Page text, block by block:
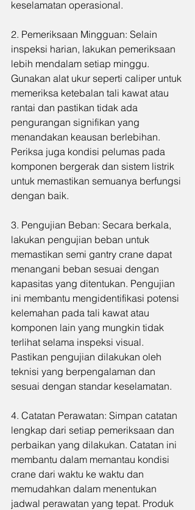
keselamatan operasional.
2. Pemeriksaan Mingguan: Selain
inspeksi harian, lakukan pemeriksaan
lebih mendalam setiap minggu.
Gunakan alat ukur seperti caliper untuk
memeriksa ketebalan tali kawat atau
rantai dan pastikan tidak ada
pengurangan signifikan yang
menandakan keausan berlebihan.
Periksa juga kondisi pelumas pada
komponen bergerak dan sistem listrik
untuk memastikan semuanya berfungsi
dengan baik.
3. Pengujian Beban: Secara berkala,
lakukan pengujian beban untuk
memastikan semi gantry crane dapat
menangani beban sesuai dengan
kapasitas yang ditentukan. Pengujian
ini membantu mengidentifikasi potensi
kelemahan pada tali kawat atau
komponen lain yang mungkin tidak
terlihat selama inspeksi visual.
Pastikan pengujian dilakukan oleh
teknisi yang berpengalaman dan
sesuai dengan standar keselamatan.
4. Catatan Perawatan: Simpan catatan
lengkap dari setiap pemeriksaan dan
perbaikan yang dilakukan. Catatan ini
membantu dalam memantau kondisi
crane dari waktu ke waktu dan
memudahkan dalam menentukan
jadwal perawatan yang tepat. Produk